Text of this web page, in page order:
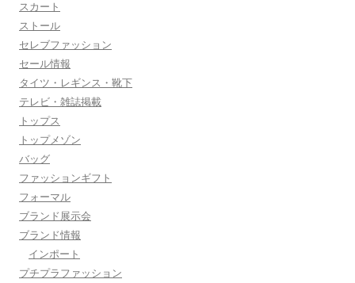
スカート
ストール
セレブファッション
セール情報
タイツ・レギンス・靴下
テレビ・雑誌掲載
トップス
トップメゾン
バッグ
ファッションギフト
フォーマル
ブランド展示会
ブランド情報
インポート
プチプラファッション